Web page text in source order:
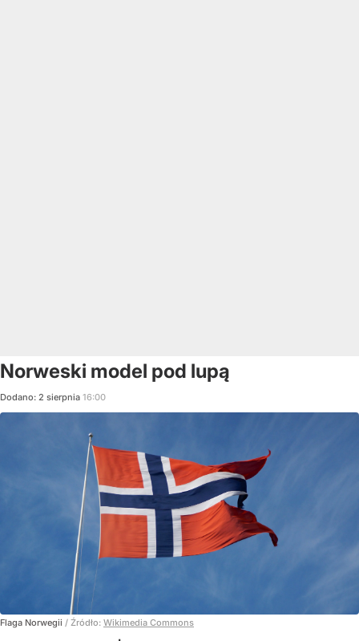
Norweski model pod lupą
Dodano: 2 sierpnia 16:00
Flaga Norwegii / Źródło: Wikimedia Commons